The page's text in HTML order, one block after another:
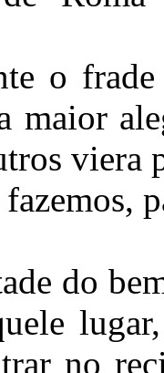
o
maior
viera
do
no